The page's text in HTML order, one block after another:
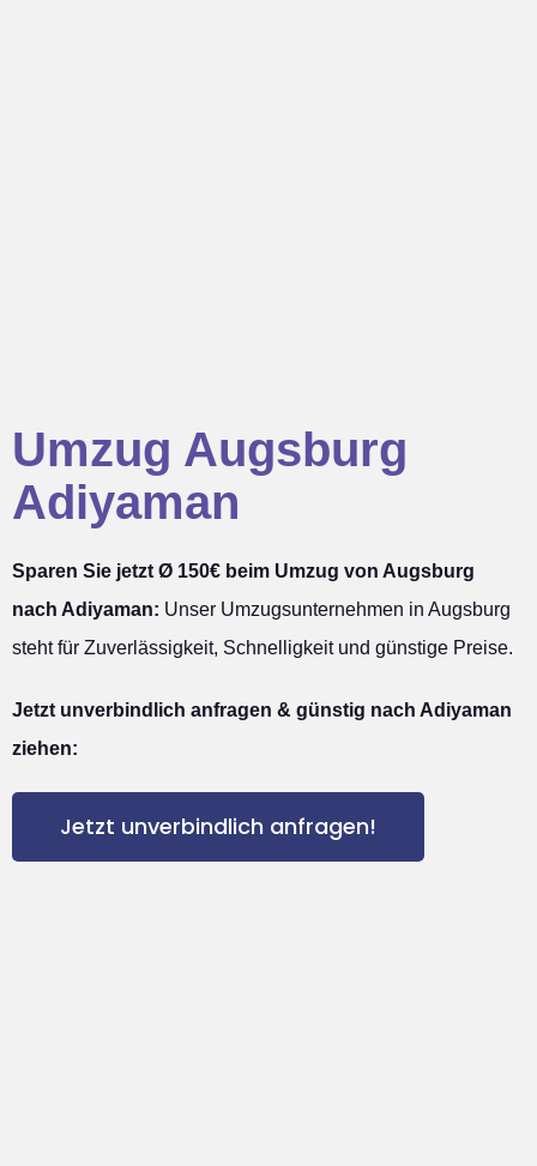
Umzug Augsburg
Adiyaman
Sparen Sie jetzt Ø 150€ beim Umzug von Augsburg
nach Adiyaman: Unser Umzugsunternehmen in Augsburg
steht für Zuverlässigkeit, Schnelligkeit und günstige Preise.
Jetzt unverbindlich anfragen & günstig nach Adiyaman
ziehen:
Jetzt unverbindlich anfragen!